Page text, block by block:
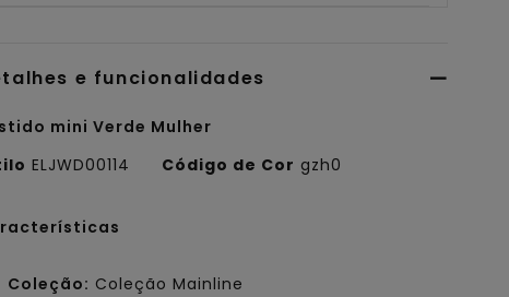
e funcionalidades
mini Verde Mulher
ELJWD00114 Código de Cor gzh0
Coleção: Coleção Mainline